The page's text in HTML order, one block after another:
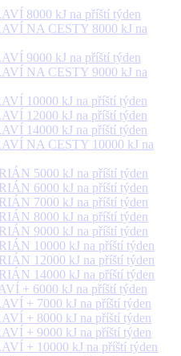
8000 kJ na příští týden
NA CESTY 8000 kJ na
9000 kJ na příští týden
NA CESTY 9000 kJ na
10000 kJ na příští týden
12000 kJ na příští týden
14000 kJ na příští týden
NA CESTY 10000 kJ na
5000 kJ na příští týden
6000 kJ na příští týden
7000 kJ na příští týden
8000 kJ na příští týden
9000 kJ na příští týden
10000 kJ na příští týden
12000 kJ na příští týden
14000 kJ na příští týden
+ 6000 kJ na příští týden
+ 7000 kJ na příští týden
+ 8000 kJ na příští týden
+ 9000 kJ na příští týden
+ 10000 kJ na příští týden